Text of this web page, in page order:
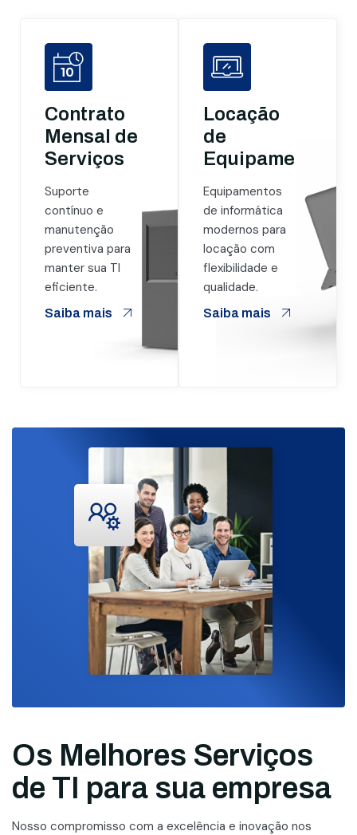
Contrato
Mensal de
Serviços
Suporte
contínuo e
manutenção
preventiva para
manter sua TI
eficiente.
Saiba mais
Locação
de
Equipamentos
Equipamentos
de informática
modernos para
locação com
flexibilidade e
qualidade.
Saiba mais
Os Melhores Serviços
de TI para sua empresa
Nosso compromisso com a excelência e inovação nos